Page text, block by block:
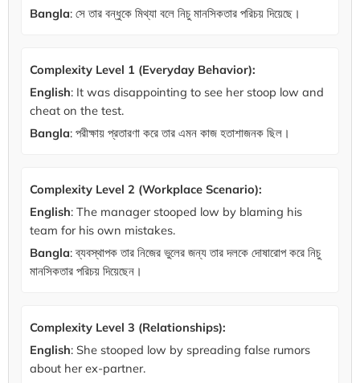
Bangla: সে তার বন্ধুকে মিথ্যা বলে নিচু মানসিকতার পরিচয় দিয়েছে।
Complexity Level 1 (Everyday Behavior):
English: It was disappointing to see her stoop low and
cheat on the test.
Bangla: পরীক্ষায় প্রতারণা করে তার এমন কাজ হতাশাজনক ছিল।
Complexity Level 2 (Workplace Scenario):
English: The manager stooped low by blaming his
team for his own mistakes.
Bangla: ব্যবস্থাপক তার নিজের ভুলের জন্য তার দলকে দোষারোপ করে নিচু
মানসিকতার পরিচয় দিয়েছেন।
Complexity Level 3 (Relationships):
English: She stooped low by spreading false rumors
about her ex-partner.